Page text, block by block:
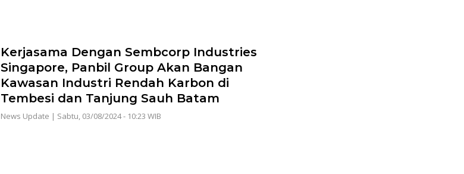
Kerjasama Dengan Sembcorp Industries
Singapore, Panbil Group Akan Bangan
Kawasan Industri Rendah Karbon di
Tembesi dan Tanjung Sauh Batam
News Update | Sabtu, 03/08/2024 - 10:23 WIB